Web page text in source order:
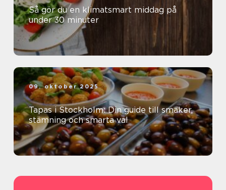
Så gör du en klimatsmart middag på
under 30 minuter
09. oktober 2025
Tapas i Stockholm: Din guide till smaker,
stämning och smarta val